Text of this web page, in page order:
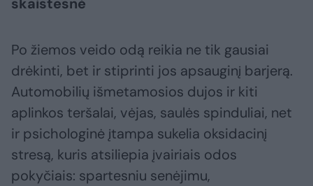
Po žiemos veido odą reikia ne tik gausiai
drėkinti, bet ir stiprinti jos apsauginį barjerą.
Automobilių išmetamosios dujos ir kiti
aplinkos teršalai, vėjas, saulės spinduliai, net
ir psichologinė įtampa sukelia oksidacinį
stresą, kuris atsiliepia įvairiais odos
pokyčiais: spartesniu senėjimu,